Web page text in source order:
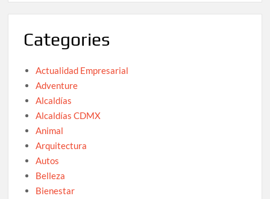
Categories
Actualidad Empresarial
Adventure
Alcaldías
Alcaldías CDMX
Animal
Arquitectura
Autos
Belleza
Bienestar